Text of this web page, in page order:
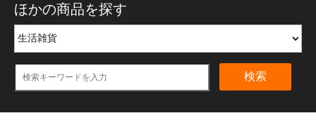
ほかの商品を探す
検索